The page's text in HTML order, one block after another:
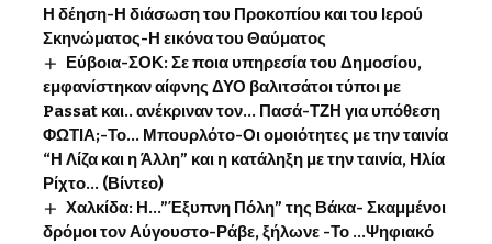
Η δέηση-Η διάσωση του Προκοπίου και του Ιερού
Σκηνώματος-Η εικόνα του Θαύματος
Εύβοια-ΣΟΚ: Σε ποια υπηρεσία του Δημοσίου,
εμφανίστηκαν αίφνης ΔΥΟ βαλιτσάτοι τύποι με
Passat και.. ανέκριναν τον… Πασά-ΤΖΗ για υπόθεση
ΦΩΤΙΑ;-Το… Μπουρλότο-Οι ομοιότητες με την ταινία
“Η Λίζα και η Άλλη” και η κατάληξη με την ταινία, Ηλία
Ρίχτο… (Βίντεο)
Χαλκίδα: Η…”Έξυπνη Πόλη” της Βάκα- Σκαμμένοι
δρόμοι τον Αύγουστο-Ράβε, ξήλωνε -Το …Ψηφιακό